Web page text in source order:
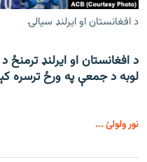
د افغانستان او ایرلنډ سیالۍ
لوبه د جمعې په ورځ ترسره
نور ولولئ ...